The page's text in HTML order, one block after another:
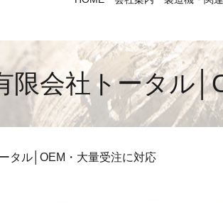
限会社トータル
タル│OEM・大量受注に対応